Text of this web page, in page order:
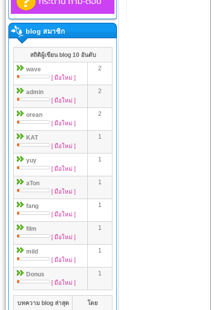
blog สมาชิก
สถิติผู้เขียน blog 10 อันดับ
wave
[ มือใหม่ ]
2
admin
[ มือใหม่ ]
2
orean
[ มือใหม่ ]
2
KAT
[ มือใหม่ ]
1
yuy
[ มือใหม่ ]
1
aTon
[ มือใหม่ ]
1
fang
[ มือใหม่ ]
1
film
[ มือใหม่ ]
1
mild
[ มือใหม่ ]
1
Donus
[ มือใหม่ ]
1
บทความ blog ล่าสุด โดย